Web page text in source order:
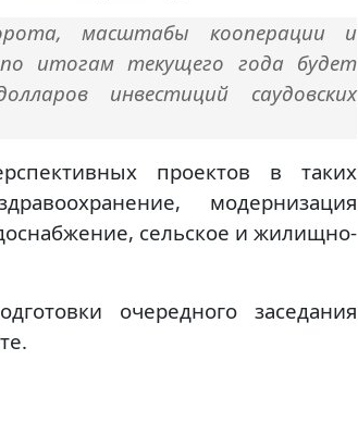
масштабы кооперации и
итогам текущего года будет
инвестиций саудовских
проектов в таких
модернизация
сельское и жилищно-
очередного заседания